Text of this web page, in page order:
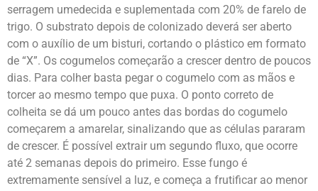
serragem umedecida e suplementada com 20% de farelo de
trigo. O substrato depois de colonizado deverá ser aberto
com o auxílio de um bisturi, cortando o plástico em formato
de “X”. Os cogumelos começarão a crescer dentro de poucos
dias. Para colher basta pegar o cogumelo com as mãos e
torcer ao mesmo tempo que puxa. O ponto correto de
colheita se dá um pouco antes das bordas do cogumelo
começarem a amarelar, sinalizando que as células pararam
de crescer. É possível extrair um segundo fluxo, que ocorre
até 2 semanas depois do primeiro. Esse fungo é
extremamente sensível a luz, e começa a frutificar ao menor